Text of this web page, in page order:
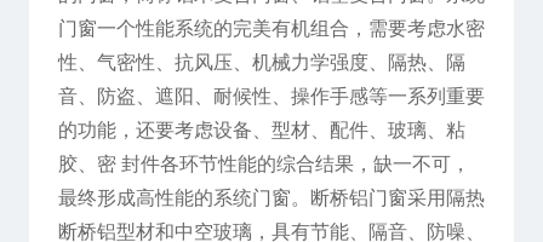
门窗一个性能系统的完美有机组合，需要考虑水密
性、气密性、抗风压、机械力学强度、隔热、隔
音、防盗、遮阳、耐候性、操作手感等一系列重要
的功能，还要考虑设备、型材、配件、玻璃、粘
胶、密 封件各环节性能的综合结果，缺一不可，
最终形成高性能的系统门窗。断桥铝门窗采用隔热
断桥铝型材和中空玻璃，具有节能、隔音、防噪、